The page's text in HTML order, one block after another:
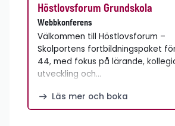
Höstlovsforum Grundskola
Webbkonferens
Välkommen till Höstlovsforum –
Skolportens fortbildningspaket
44, med fokus på lärande,
utveckling och…
Läs mer och boka